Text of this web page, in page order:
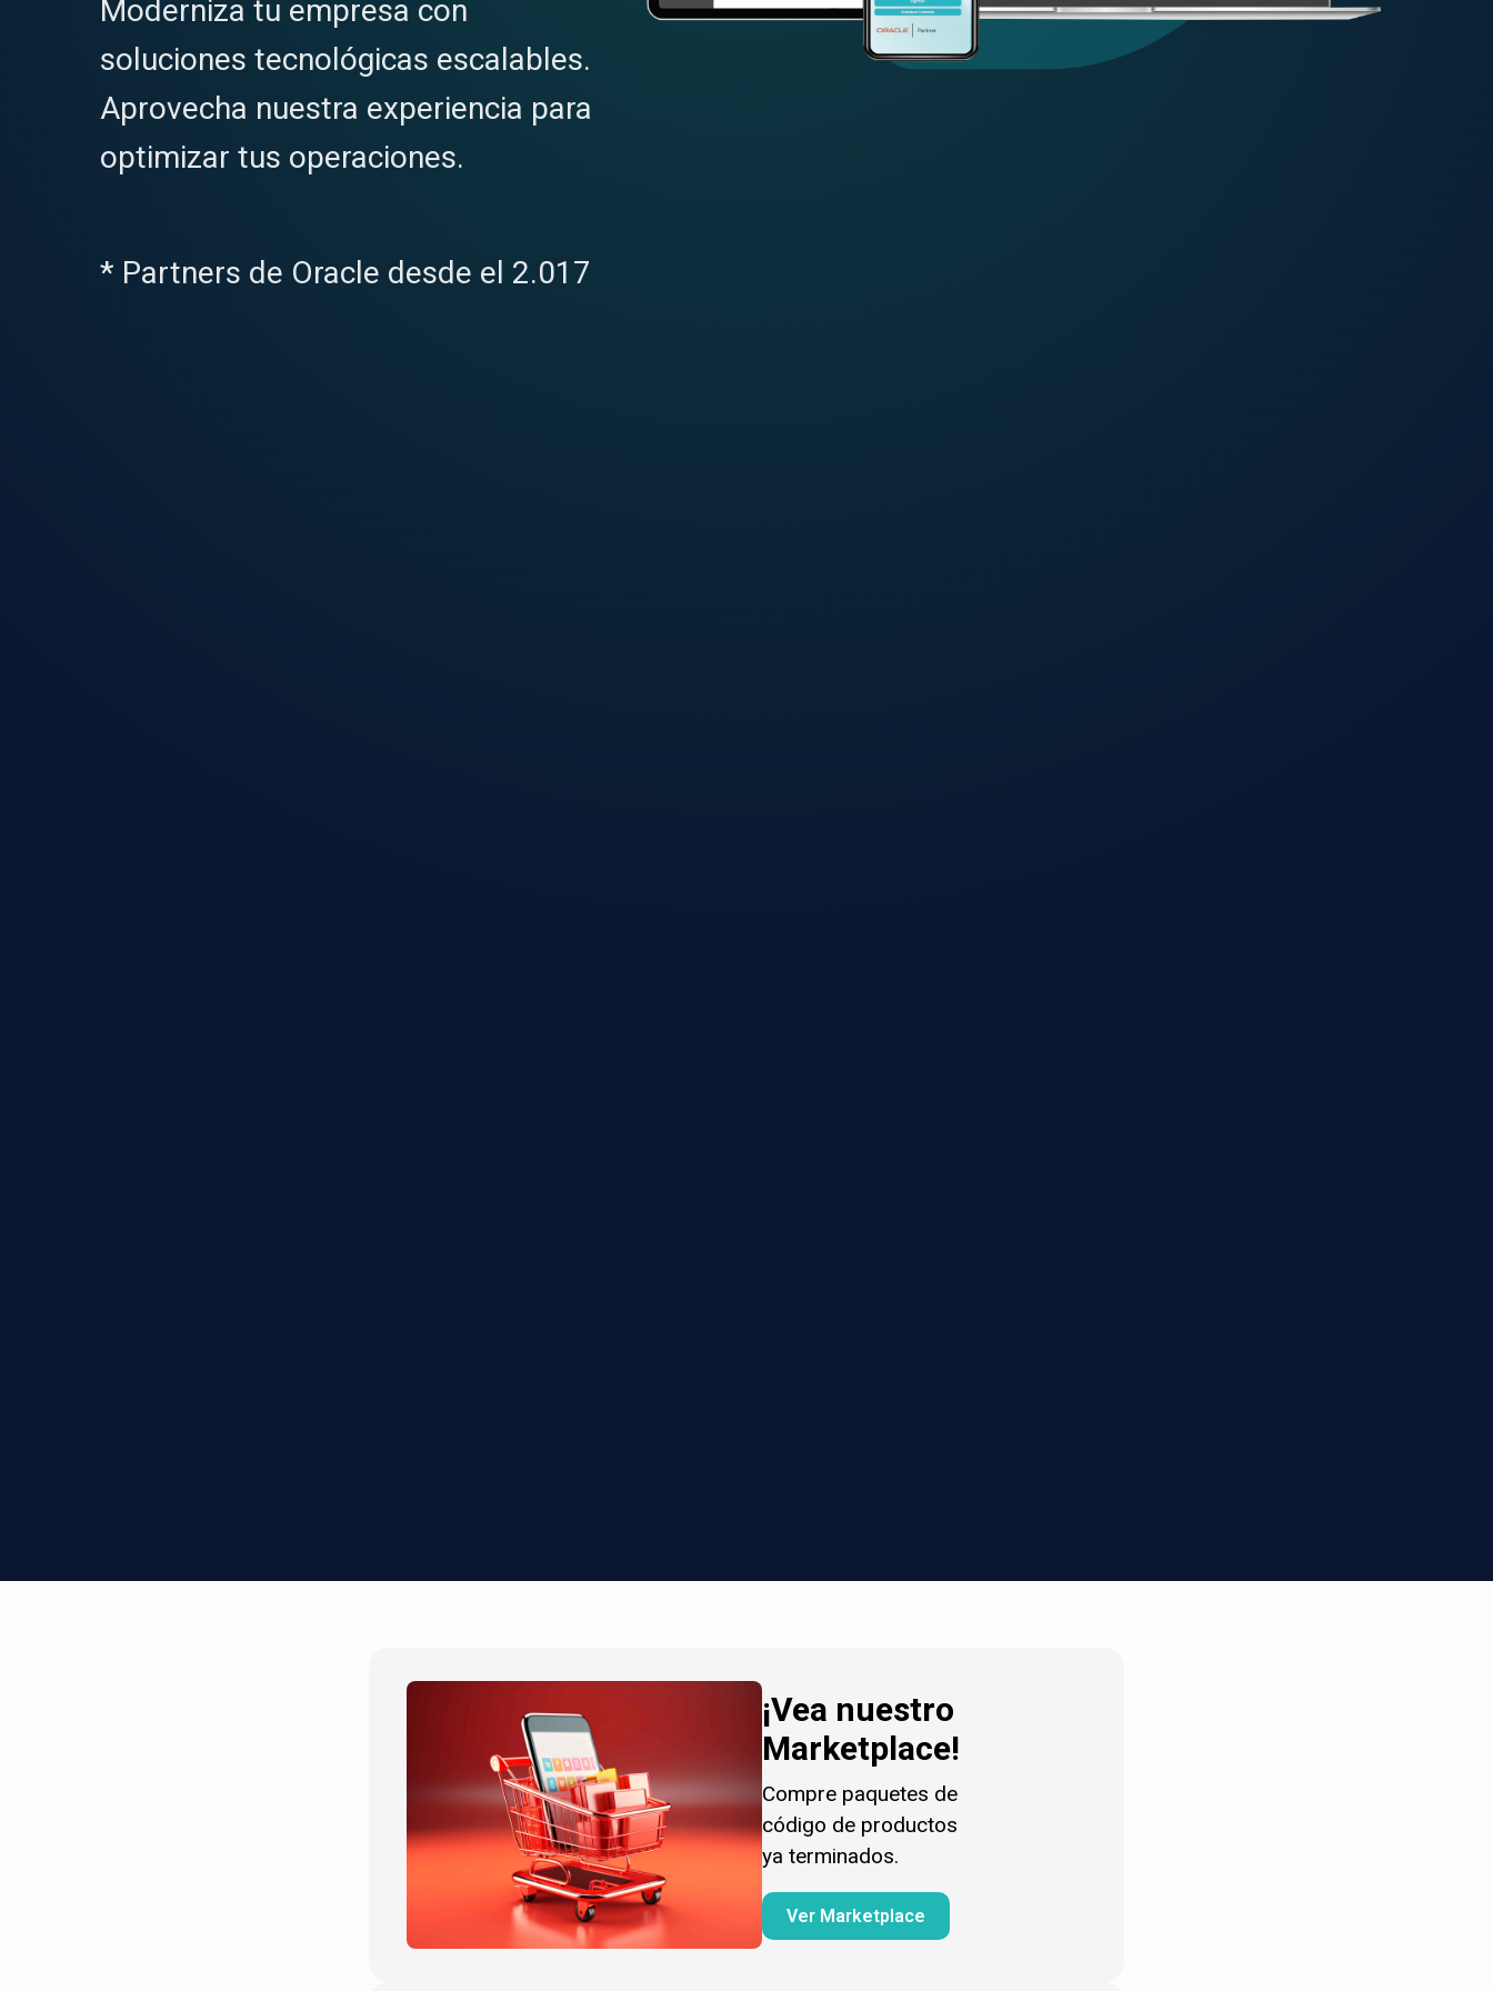
Moderniza tu empresa con
soluciones tecnológicas escalables.
Aprovecha nuestra experiencia para
optimizar tus operaciones.
* Partners de Oracle desde el 2.017
¡Vea nuestro
Marketplace!
Compre paquetes de
código de productos
ya terminados.
Ver Marketplace